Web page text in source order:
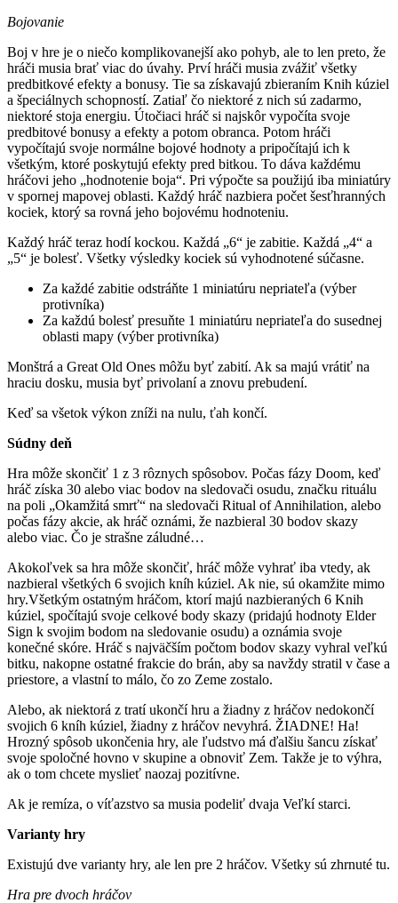
Bojovanie
Boj v hre je o niečo komplikovanejší ako pohyb, ale to len preto, že
hráči musia brať viac do úvahy. Prví hráči musia zvážiť všetky
predbitkové efekty a bonusy. Tie sa získavajú zbieraním Knih kúziel
a špeciálnych schopností. Zatiaľ čo niektoré z nich sú zadarmo,
niektoré stoja energiu. Útočiaci hráč si najskôr vypočíta svoje
predbitové bonusy a efekty a potom obranca. Potom hráči
vypočítajú svoje normálne bojové hodnoty a pripočítajú ich k
všetkým, ktoré poskytujú efekty pred bitkou. To dáva každému
hráčovi jeho „hodnotenie boja“. Pri výpočte sa použijú iba miniatúry
v spornej mapovej oblasti. Každý hráč nazbiera počet šesťhranných
kociek, ktorý sa rovná jeho bojovému hodnoteniu.
Každý hráč teraz hodí kockou. Každá „6“ je zabitie. Každá „4“ a
„5“ je bolesť. Všetky výsledky kociek sú vyhodnotené súčasne.
Za každé zabitie odstráňte 1 miniatúru nepriateľa (výber
protivníka)
Za každú bolesť presuňte 1 miniatúru nepriateľa do susednej
oblasti mapy (výber protivníka)
Monštrá a Great Old Ones môžu byť zabití. Ak sa majú vrátiť na
hraciu dosku, musia byť privolaní a znovu prebudení.
Keď sa všetok výkon zníži na nulu, ťah končí.
Súdny deň
Hra môže skončiť 1 z 3 rôznych spôsobov. Počas fázy Doom, keď
hráč získa 30 alebo viac bodov na sledovači osudu, značku rituálu
na poli „Okamžitá smrť“ na sledovači Ritual of Annihilation, alebo
počas fázy akcie, ak hráč oznámi, že nazbieral 30 bodov skazy
alebo viac. Čo je strašne záludné…
Akokoľvek sa hra môže skončiť, hráč môže vyhrať iba vtedy, ak
nazbieral všetkých 6 svojich kníh kúziel. Ak nie, sú okamžite mimo
hry.Všetkým ostatným hráčom, ktorí majú nazbieraných 6 Knih
kúziel, spočítajú svoje celkové body skazy (pridajú hodnoty Elder
Sign k svojim bodom na sledovanie osudu) a oznámia svoje
konečné skóre. Hráč s najväčším počtom bodov skazy vyhral veľkú
bitku, nakopne ostatné frakcie do brán, aby sa navždy stratil v čase a
priestore, a vlastní to málo, čo zo Zeme zostalo.
Alebo, ak niektorá z tratí ukončí hru a žiadny z hráčov nedokončí
svojich 6 kníh kúziel, žiadny z hráčov nevyhrá. ŽIADNE! Ha!
Hrozný spôsob ukončenia hry, ale ľudstvo má ďalšiu šancu získať
svoje spoločné hovno v skupine a obnoviť Zem. Takže je to výhra,
ak o tom chcete myslieť naozaj pozitívne.
Ak je remíza, o víťazstvo sa musia podeliť dvaja Veľkí starci.
Varianty hry
Existujú dve varianty hry, ale len pre 2 hráčov. Všetky sú zhrnuté tu.
Hra pre dvoch hráčov